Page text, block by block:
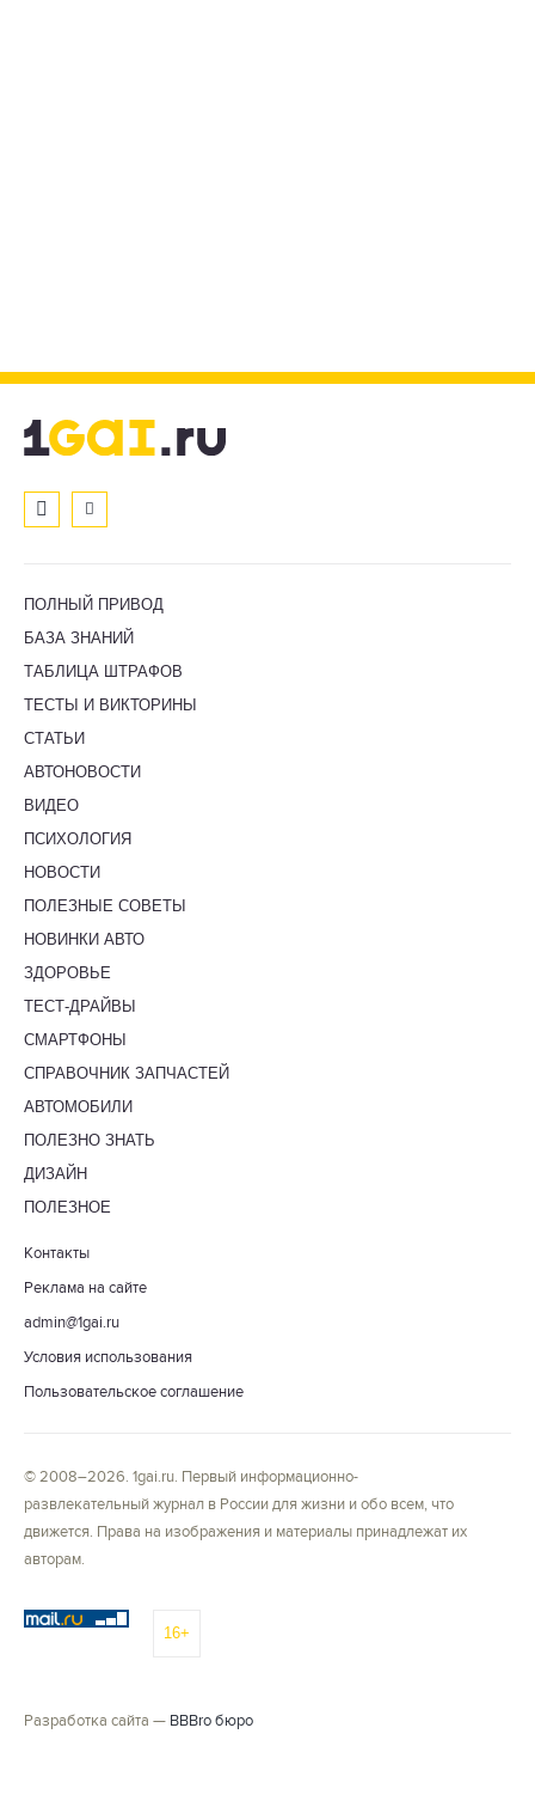
ПОЛНЫЙ ПРИВОД
БАЗА ЗНАНИЙ
ТАБЛИЦА ШТРАФОВ
ТЕСТЫ И ВИКТОРИНЫ
СТАТЬИ
АВТОНОВОСТИ
ВИДЕО
ПСИХОЛОГИЯ
НОВОСТИ
ПОЛЕЗНЫЕ СОВЕТЫ
НОВИНКИ АВТО
ЗДОРОВЬЕ
ТЕСТ-ДРАЙВЫ
СМАРТФОНЫ
СПРАВОЧНИК ЗАПЧАСТЕЙ
АВТОМОБИЛИ
ПОЛЕЗНО ЗНАТЬ
ДИЗАЙН
ПОЛЕЗНОЕ
Контакты
Реклама на сайте
admin@1gai.ru
Условия использования
Пользовательское соглашение
© 2008–2026. 1gai.ru. Первый информационно-
развлекательный журнал в России для жизни и обо всем, что
движется. Права на изображения и материалы принадлежат их
авторам.
16+
Разработка сайта — BBBro бюро